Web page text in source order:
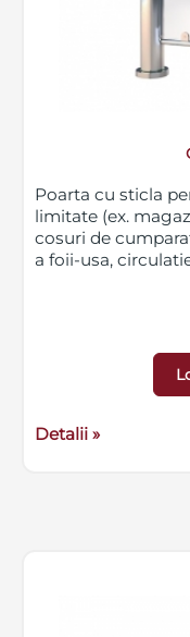
Poarta cu sticla
limitate (ex.
cosuri de
a foii-usa,
Detalii »